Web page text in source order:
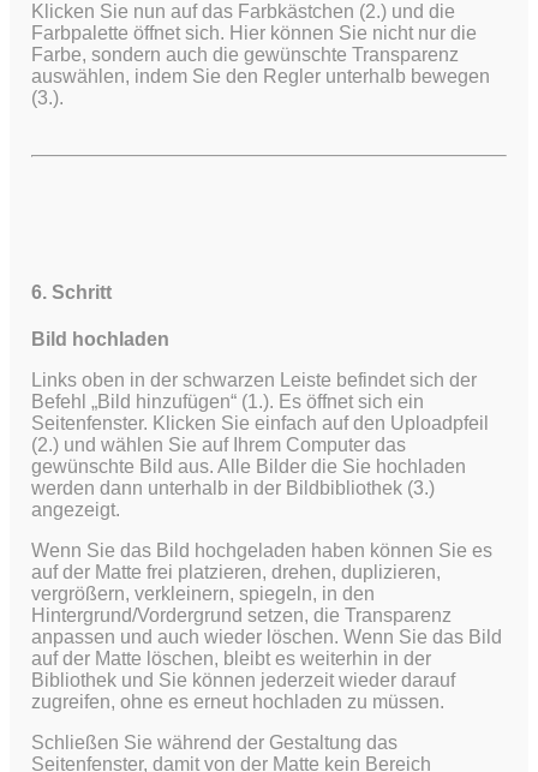
Klicken Sie nun auf das Farbkästchen (2.) und die
Farbpalette öffnet sich. Hier können Sie nicht nur die
Farbe, sondern auch die gewünschte Transparenz
auswählen, indem Sie den Regler unterhalb bewegen
(3.).
6. Schritt
Bild hochladen
Links oben in der schwarzen Leiste befindet sich der
Befehl „Bild hinzufügen“ (1.). Es öffnet sich ein
Seitenfenster. Klicken Sie einfach auf den Uploadpfeil
(2.) und wählen Sie auf Ihrem Computer das
gewünschte Bild aus. Alle Bilder die Sie hochladen
werden dann unterhalb in der Bildbibliothek (3.)
angezeigt.
Wenn Sie das Bild hochgeladen haben können Sie es
auf der Matte frei platzieren, drehen, duplizieren,
vergrößern, verkleinern, spiegeln, in den
Hintergrund/Vordergrund setzen, die Transparenz
anpassen und auch wieder löschen. Wenn Sie das Bild
auf der Matte löschen, bleibt es weiterhin in der
Bibliothek und Sie können jederzeit wieder darauf
zugreifen, ohne es erneut hochladen zu müssen.
Schließen Sie während der Gestaltung das
Seitenfenster, damit von der Matte kein Bereich